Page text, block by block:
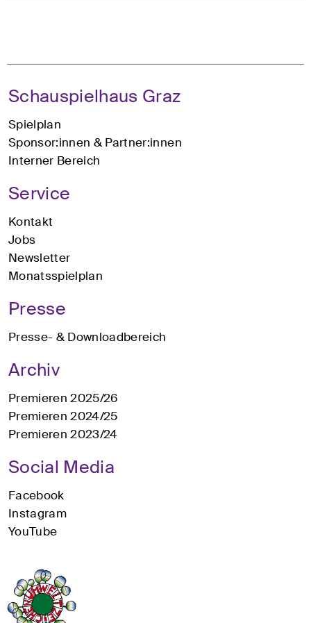
Schauspielhaus Graz
Spielplan
Sponsor:innen & Partner:innen
Interner Bereich
Service
Kontakt
Jobs
Newsletter
Monatsspielplan
Presse
Presse- & Downloadbereich
Archiv
Premieren 2025/26
Premieren 2024/25
Premieren 2023/24
Social Media
Facebook
Instagram
YouTube